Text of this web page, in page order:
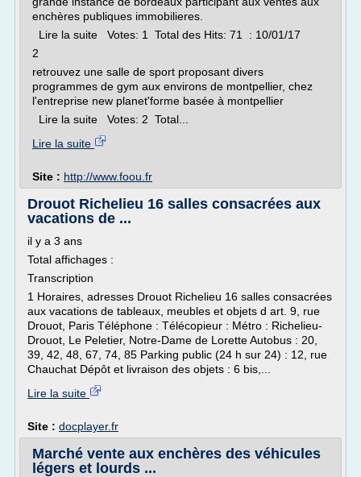
enchères publiques immobilieres.
Lire la suite Votes: 1 Total des Hits: 71 : 10/01/17
2
retrouvez une salle de sport proposant divers
programmes de gym aux environs de montpellier, chez
l'entreprise new planet'forme basée à montpellier
Lire la suite Votes: 2 Total...
Lire la suite
Site : http://www.foou.fr
Drouot Richelieu 16 salles consacrées aux
vacations de ...
il y a 3 ans
Total affichages :
Transcription
1 Horaires, adresses Drouot Richelieu 16 salles consacrées
aux vacations de tableaux, meubles et objets d art. 9, rue
Drouot, Paris Téléphone : Télécopieur : Métro : Richelieu-
Drouot, Le Peletier, Notre-Dame de Lorette Autobus : 20,
39, 42, 48, 67, 74, 85 Parking public (24 h sur 24) : 12, rue
Chauchat Dépôt et livraison des objets : 6 bis,...
Lire la suite
Site : docplayer.fr
Marché vente aux enchères des véhicules
légers et lourds ...